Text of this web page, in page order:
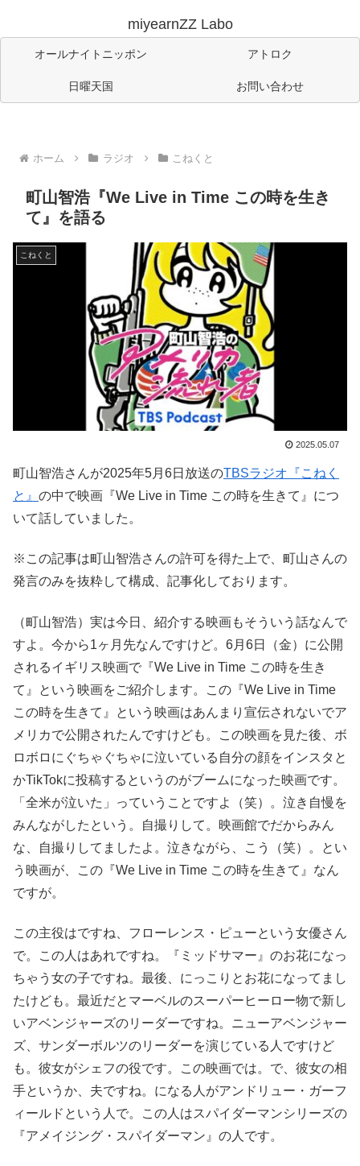
miyearnZZ Labo
オールナイトニッポン アトロク
日曜天国 お問い合わせ
ホーム ラジオ こねくと
町山智浩『We Live in Time この時を生き
て』を語る
こねくと
2025.05.07
町山智浩さんが2025年5月6日放送のTBSラジオ『こねく
と』 の中で映画『We Live in Time この時を生きて』につ
いて話していました。
※この記事は町山智浩さんの許可を得た上で、町山さんの
発言のみを抜粋して構成、記事化しております。
（町山智浩）実は今日、紹介する映画もそういう話なんで
すよ。今から1ヶ月先なんですけど。6月6日（金）に公開
されるイギリス映画で『We Live in Time この時を生き
て』という映画をご紹介します。この『We Live in Time
この時を生きて』という映画はあんまり宣伝されないでア
メリカで公開されたんですけども。この映画を見た後、ボ
ロボロにぐちゃぐちゃに泣いている自分の顔をインスタと
かTikTokに投稿するというのがブームになった映画です。
「全米が泣いた」っていうことですよ（笑）。泣き自慢を
みんながしたという。自撮りして。映画館でだからみん
な、自撮りしてましたよ。泣きながら、こう（笑）。とい
う映画が、この『We Live in Time この時を生きて』なん
ですが。
この主役はですね、フローレンス・ピューという女優さん
で。この人はあれですね。『ミッドサマー』のお花になっ
ちゃう女の子ですね。最後、にっこりとお花になってまし
たけども。最近だとマーベルのスーパーヒーロー物で新し
いアベンジャーズのリーダーですね。ニューアベンジャー
ズ、サンダーボルツのリーダーを演じている人ですけど
も。彼女がシェフの役です。この映画では。で、彼女の相
手というか、夫ですね。になる人がアンドリュー・ガーフ
ィールドという人で。この人はスパイダーマンシリーズの
『アメイジング・スパイダーマン』の人です。